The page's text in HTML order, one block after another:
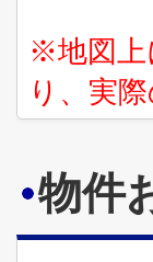
※地図上
り、実
物件